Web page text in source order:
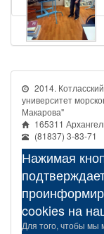
2014.
университет
Макарова"
165311
(81837) 3-83-71
Нажимая
cookies на
Для того, чтобы мы